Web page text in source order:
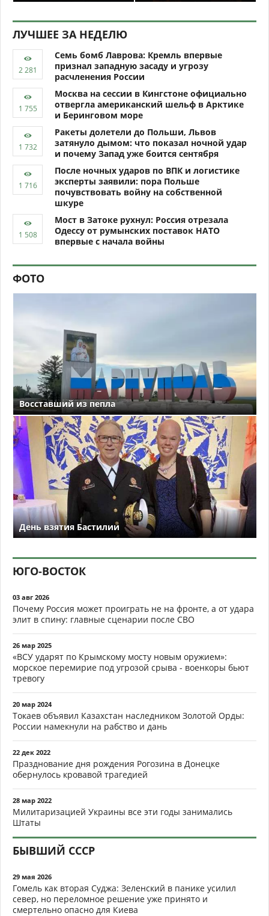
ЛУЧШЕЕ ЗА НЕДЕЛЮ
Семь бомб Лаврова: Кремль впервые
признал западную засаду и угрозу
расчленения России
Москва на сессии в Кингстоне официально
отвергла американский шельф в Арктике
и Беринговом море
Ракеты долетели до Польши, Львов
затянуло дымом: что показал ночной удар
и почему Запад уже боится сентября
После ночных ударов по ВПК и логистике
эксперты заявили: пора Польше
почувствовать войну на собственной
шкуре
Мост в Затоке рухнул: Россия отрезала
Одессу от румынских поставок НАТО
впервые с начала войны
ФОТО
Восставший из пепла
День взятия Бастилии
ЮГО-ВОСТОК
03 авг 2026
Почему Россия может проиграть не на фронте, а от удара
элит в спину: главные сценарии после СВО
26 мар 2025
«ВСУ ударят по Крымскому мосту новым оружием»:
морское перемирие под угрозой срыва - военкоры бьют
тревогу
20 мар 2024
Токаев объявил Казахстан наследником Золотой Орды:
России намекнули на рабство и дань
22 дек 2022
Празднование дня рождения Рогозина в Донецке
обернулось кровавой трагедией
28 мар 2022
Милитаризацией Украины все эти годы занимались
Штаты
БЫВШИЙ СССР
29 мая 2026
Гомель как вторая Суджа: Зеленский в панике усилил
север, но переломное решение уже принято и
смертельно опасно для Киева